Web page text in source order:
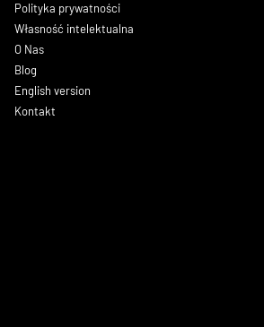
Polityka prywatności
Własność intelektualna
O Nas
Blog
English version
Kontakt